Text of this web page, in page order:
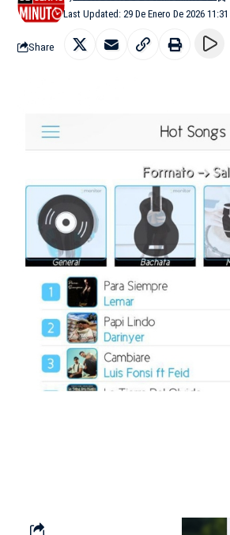
Last Updated: 29 De Enero De 2026 11:31
Share